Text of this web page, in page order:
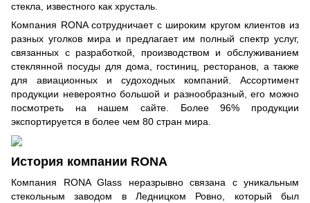
стекла, известного как хрусталь.
Компания RONA сотрудничает с широким кругом клиентов из
разных уголков мира и предлагает им полный спектр услуг,
связанных с разработкой, производством и обслуживанием
стеклянной посуды для дома, гостиниц, ресторанов, а также
для авиационных и судоходных компаний. Ассортимент
продукции невероятно большой и разнообразный, его можно
посмотреть на нашем сайте.
Более 96% продукции
экспортируется в более чем 80 стран мира.
История компании RONA
Компания RONA Glass неразрывно связана с уникальным
стекольным заводом в Ледницком Ровно, который был